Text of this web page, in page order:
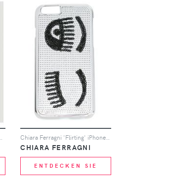
CHIARA FERRAGNI
ENTDECKEN SIE